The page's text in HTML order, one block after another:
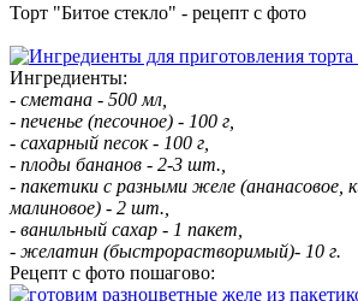
Торт "Битое стекло" - рецепт с фото
Ингредиенты:
- сметана - 500 мл,
- печенье (песочное) - 100 г,
- сахарный песок - 100 г,
- плоды бананов - 2-3 шт.,
- пакетики с разными желе (ананасовое,
малиновое) - 2 шт.,
- ванильный сахар - 1 пакет,
- желатин (быстрорастворимый)- 10 г.
Рецепт с фото пошагово: